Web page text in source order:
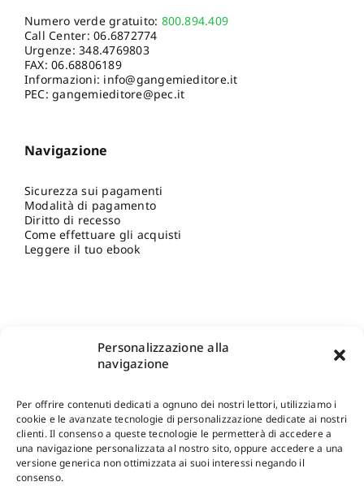
Personalizzazione alla
navigazione
Per offrire contenuti dedicati a ognuno dei nostri lettori, utilizziamo i
cookie e le avanzate tecnologie di personalizzazione dedicate ai nostri
clienti. Il consenso a queste tecnologie le permetterà di accedere a
una navigazione personalizzata al nostro sito, oppure accedere a una
versione generica non ottimizzata ai suoi interessi negando il
consenso.
Numero verde gratuito: 800.894.409
Call Center:06.6872774
Urgenze:348.4769803
FAX: 06.68806189
Informazioni: info@gangemieditore.it
PEC: gangemieditore@pec.it
Navigazione
Sicurezza sui pagamenti
Modalità di pagamento
Diritto di recesso
Come effettuare gli acquisti
Leggere il tuo ebook
Shop Gangemi Editore-Pagamenti Sicuri e anche Rateali